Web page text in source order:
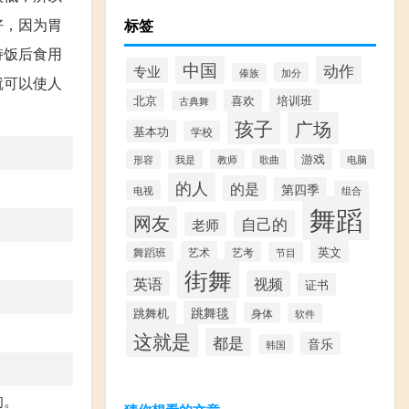
因为胃
后食用
以使人
标签
专业 中国 傣族 加分 动作
北京 古典舞 喜欢
培训班
基本功
学校 孩子 广场
形容 我是 教师 歌曲 游戏 电脑
电视 的人 的是 第四季 组合
网友 老师 自己的 舞蹈
舞蹈班 艺术 艺考 节目 英文
英语 街舞 视频
证书
跳舞机
跳舞毯 身体 软件
这就是 都是 韩国 音乐